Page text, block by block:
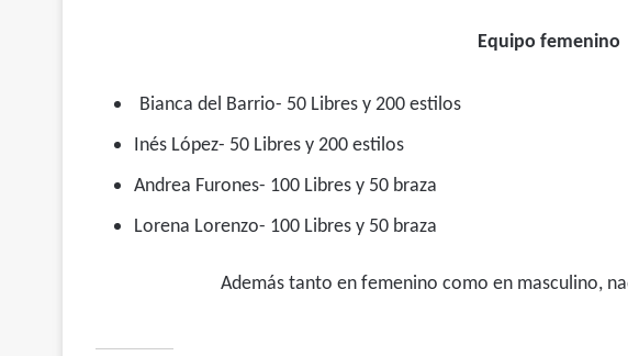
Equipo femenino
Bianca del Barrio- 50 Libres y 200 estilos
Inés López- 50 Libres y 200 estilos
Andrea Furones- 100 Libres y 50 braza
Lorena Lorenzo- 100 Libres y 50 braza
Además tanto en femenino como en masculino,